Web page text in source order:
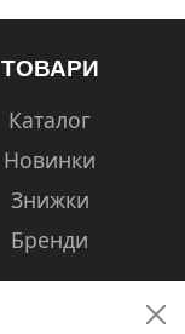
ТОВАРИ
Каталог
Новинки
Знижки
Бренди